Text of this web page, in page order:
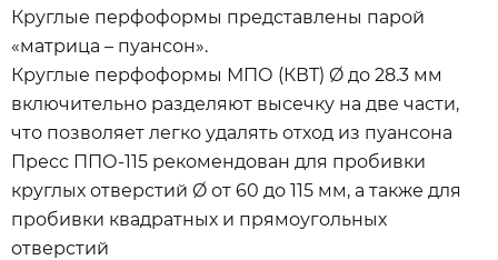
Круглые перфоформы представлены парой
«матрица – пуансон».
Круглые перфоформы МПО (КВТ) Ø до 28.3 мм
включительно разделяют высечку на две части,
что позволяет легко удалять отход из пуансона
Пресс ППО-115 рекомендован для пробивки
круглых отверстий Ø от 60 до 115 мм, а также для
пробивки квадратных и прямоугольных
отверстий